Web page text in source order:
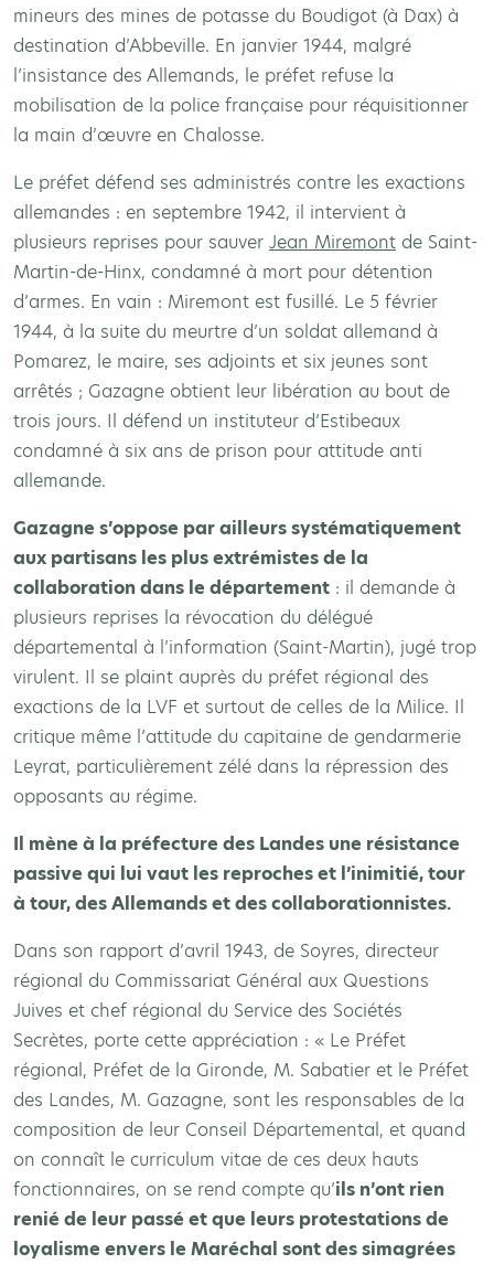
mineurs des mines de potasse du Boudigot (à Dax) à
destination d’Abbeville. En janvier 1944, malgré
l’insistance des Allemands, le préfet refuse la
mobilisation de la police française pour réquisitionner
la main d’œuvre en Chalosse.
Le préfet défend ses administrés contre les exactions
allemandes : en septembre 1942, il intervient à
plusieurs reprises pour sauver Jean Miremont de Saint-
Martin-de-Hinx, condamné à mort pour détention
d’armes. En vain : Miremont est fusillé. Le 5 février
1944, à la suite du meurtre d’un soldat allemand à
Pomarez, le maire, ses adjoints et six jeunes sont
arrêtés ; Gazagne obtient leur libération au bout de
trois jours. Il défend un instituteur d’Estibeaux
condamné à six ans de prison pour attitude anti
allemande.
Gazagne s’oppose par ailleurs systématiquement
aux partisans les plus extrémistes de la
collaboration dans le département : il demande à
plusieurs reprises la révocation du délégué
départemental à l’information (Saint-Martin), jugé trop
virulent. Il se plaint auprès du préfet régional des
exactions de la LVF et surtout de celles de la Milice. Il
critique même l’attitude du capitaine de gendarmerie
Leyrat, particulièrement zélé dans la répression des
opposants au régime.
Il mène à la préfecture des Landes une résistance
passive qui lui vaut les reproches et l’inimitié, tour
à tour, des Allemands et des collaborationnistes.
Dans son rapport d’avril 1943, de Soyres, directeur
régional du Commissariat Général aux Questions
Juives et chef régional du Service des Sociétés
Secrètes, porte cette appréciation : « Le Préfet
régional, Préfet de la Gironde, M. Sabatier et le Préfet
des Landes, M. Gazagne, sont les responsables de la
composition de leur Conseil Départemental, et quand
on connaît le curriculum vitae de ces deux hauts
fonctionnaires, on se rend compte qu’ils n’ont rien
renié de leur passé et que leurs protestations de
loyalisme envers le Maréchal sont des simagrées